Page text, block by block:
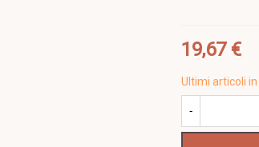
19,67 €
Ultimi articoli
-